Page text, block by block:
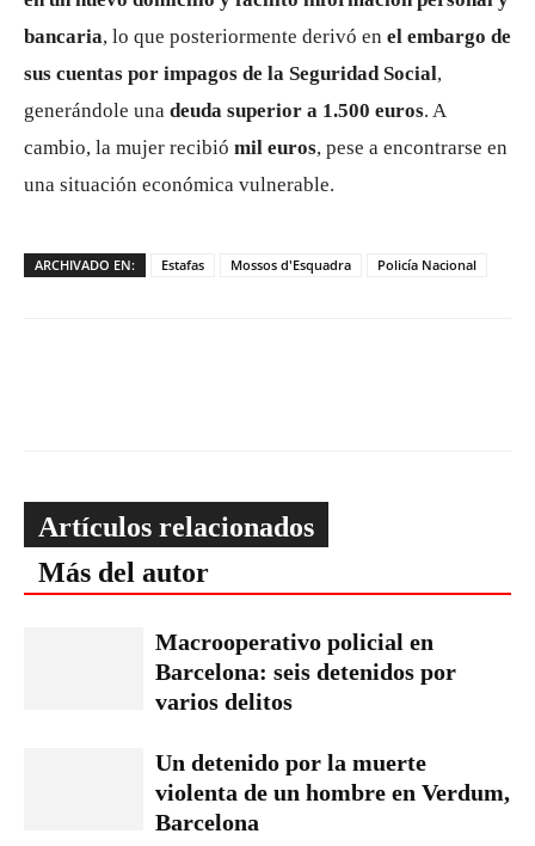
bancaria, lo que posteriormente derivó en el embargo de
sus cuentas por impagos de la Seguridad Social,
generándole una deuda superior a 1.500 euros. A
cambio, la mujer recibió mil euros, pese a encontrarse en
una situación económica vulnerable.
ARCHIVADO EN: Estafas Mossos d'Esquadra Policía Nacional
Artículos relacionados
Más del autor
Macrooperativo policial en
Barcelona: seis detenidos por
varios delitos
Un detenido por la muerte
violenta de un hombre en Verdum,
Barcelona